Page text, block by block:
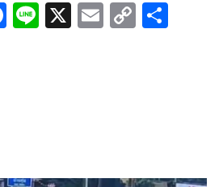
F
k
Li X E C